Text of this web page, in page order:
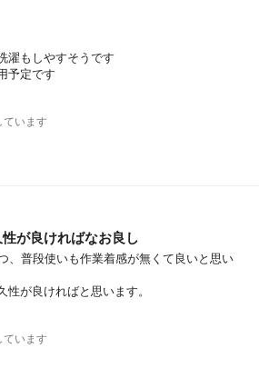
濯もしやすそうです
予定です
ています
が良ければなお良し
、普段使いも作業着感が無くて良いと思い
が良ければと思います。
ています